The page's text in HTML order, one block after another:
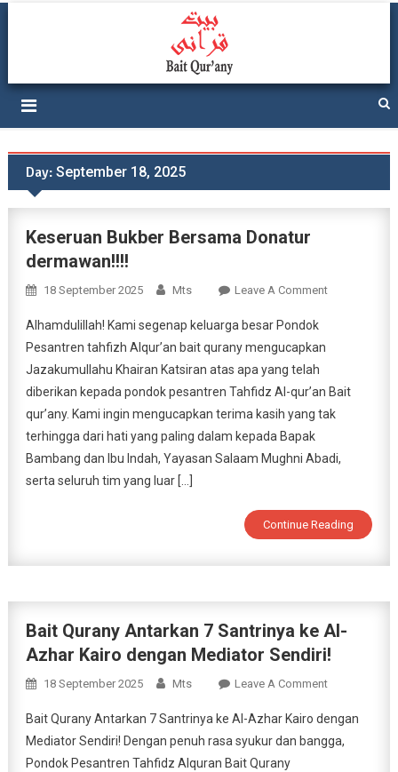
Ponpes Bait Qurany At-
Tafkir
Lahirkan 1 Juta Ulama Besar
Day: September 18, 2025
Keseruan Bukber Bersama Donatur
dermawan!!!!
18 September 2025 Mts Leave A CommentOn
Dermawan!!!!
Alhamdulillah! Kami segenap keluarga besar Pondok
Pesantren tahfizh Alqur’an bait qurany mengucapkan
Jazakumullahu Khairan Katsiran atas apa yang telah
diberikan kepada pondok pesantren Tahfidz Al-qur’an Bait
qur’any. Kami ingin mengucapkan terima kasih yang tak
terhingga dari hati yang paling dalam kepada Bapak
Bambang dan Ibu Indah, Yayasan Salaam Mughni Abadi,
serta seluruh tim yang luar […]
Continue Reading
Bait Qurany Antarkan 7 Santrinya ke Al-
Azhar Kairo dengan Mediator Sendiri!
18 September 2025 Mts Leave A CommentOn
Qurany
Antarkan
Bait Qurany Antarkan 7 Santrinya ke Al-Azhar Kairo dengan
Mediator Sendiri! Dengan penuh rasa syukur dan bangga,
Pondok Pesantren Tahfidz Alquran Bait Qurany